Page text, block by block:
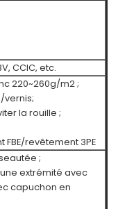
CCIC, etc.
220~260g/m2 ;
vernis;
la rouille ;
revêtement 3PE
;
extrémité avec
capuchon en